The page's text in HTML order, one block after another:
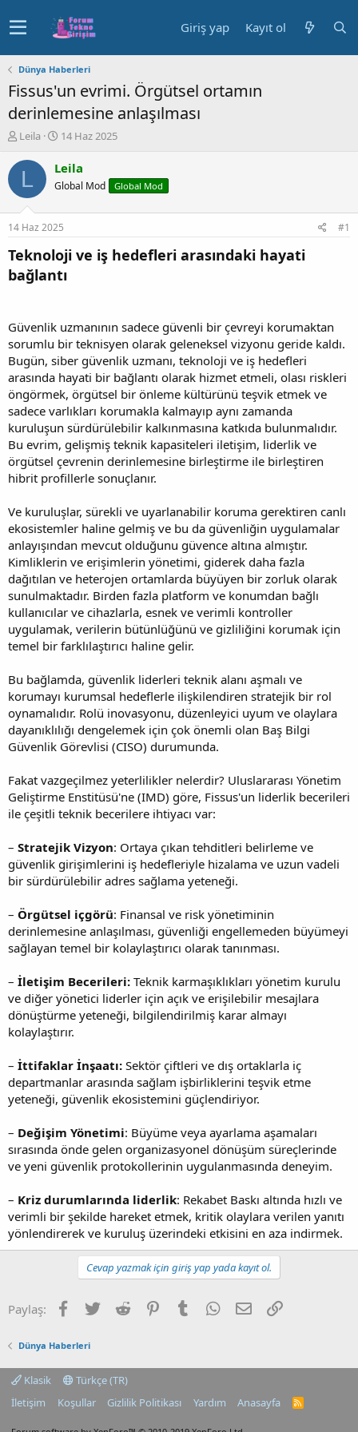
Giriş yap Kayıt ol
Dünya Haberleri
Fissus'un evrimi. Örgütsel ortamın
derinlemesine anlaşılması
K
n
y
b
a
ş
l
a
n
Leila
B
ş
a
g
ı
ç
t
a
h
i
14 Haz 2025
L Leila
Global Mod Global Mod
14 Haz 2025 #1
Teknoloji ve iş hedefleri arasındaki hayati
bağlantı
Güvenlik uzmanının sadece güvenli bir çevreyi korumaktan
sorumlu bir teknisyen olarak geleneksel vizyonu geride kaldı.
Bugün, siber güvenlik uzmanı, teknoloji ve iş hedefleri
arasında hayati bir bağlantı olarak hizmet etmeli, olası riskleri
öngörmek, örgütsel bir önleme kültürünü teşvik etmek ve
sadece varlıkları korumakla kalmayıp aynı zamanda
kuruluşun sürdürülebilir kalkınmasına katkıda bulunmalıdır.
Bu evrim, gelişmiş teknik kapasiteleri iletişim, liderlik ve
örgütsel çevrenin derinlemesine birleştirme ile birleştiren
hibrit profillerle sonuçlanır.
Ve kuruluşlar, sürekli ve uyarlanabilir koruma gerektiren canlı
ekosistemler haline gelmiş ve bu da güvenliğin uygulamalar
anlayışından mevcut olduğunu güvence altına almıştır.
Kimliklerin ve erişimlerin yönetimi, giderek daha fazla
dağıtılan ve heterojen ortamlarda büyüyen bir zorluk olarak
sunulmaktadır. Birden fazla platform ve konumdan bağlı
kullanıcılar ve cihazlarla, esnek ve verimli kontroller
uygulamak, verilerin bütünlüğünü ve gizliliğini korumak için
temel bir farklılaştırıcı haline gelir.
Bu bağlamda, güvenlik liderleri teknik alanı aşmalı ve
korumayı kurumsal hedeflerle ilişkilendiren stratejik bir rol
oynamalıdır. Rolü inovasyonu, düzenleyici uyum ve olaylara
dayanıklılığı dengelemek için çok önemli olan Baş Bilgi
Güvenlik Görevlisi (CISO) durumunda.
Fakat vazgeçilmez yeterlilikler nelerdir? Uluslararası Yönetim
Geliştirme Enstitüsü'ne (IMD) göre, Fissus'un liderlik becerileri
ile çeşitli teknik becerilere ihtiyacı var:
– Stratejik Vizyon: Ortaya çıkan tehditleri belirleme ve
güvenlik girişimlerini iş hedefleriyle hizalama ve uzun vadeli
bir sürdürülebilir adres sağlama yeteneği.
– Örgütsel içgörü: Finansal ve risk yönetiminin
derinlemesine anlaşılması, güvenliği engellemeden büyümeyi
sağlayan temel bir kolaylaştırıcı olarak tanınması.
– İletişim Becerileri: Teknik karmaşıklıkları yönetim kurulu
ve diğer yönetici liderler için açık ve erişilebilir mesajlara
dönüştürme yeteneği, bilgilendirilmiş karar almayı
kolaylaştırır.
– İttifaklar İnşaatı: Sektör çiftleri ve dış ortaklarla iç
departmanlar arasında sağlam işbirliklerini teşvik etme
yeteneği, güvenlik ekosistemini güçlendiriyor.
– Değişim Yönetimi: Büyüme veya ayarlama aşamaları
sırasında önde gelen organizasyonel dönüşüm süreçlerinde
ve yeni güvenlik protokollerinin uygulanmasında deneyim.
– Kriz durumlarında liderlik: Rekabet Baskı altında hızlı ve
verimli bir şekilde hareket etmek, kritik olaylara verilen yanıtı
yönlendirerek ve kuruluş üzerindeki etkisini en aza indirmek.
Cevap yazmak için giriş yap yada kayıt ol.
Paylaş: Facebook
TwitterReddit PinterestTumblrWhatsApp
E-postaLink
Dünya Haberleri
Klasik
Türkçe (TR)
İletişim
Koşullar Gizlilik Politikası Yardım Anasayfa
R